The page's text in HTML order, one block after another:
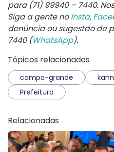
para (71) 99940 – 7440.
Siga a gente noInsta,
denúncia ou sugestão de
7440 (WhatsApp).
Tópicos relacionados
campo-grande
Prefeitura
Relacionadas